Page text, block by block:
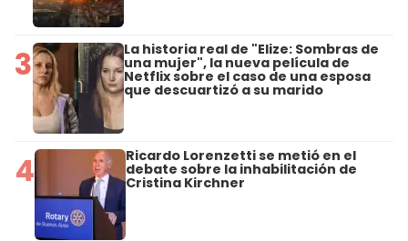
3 La historia real de "Elize: Sombras de
una mujer", la nueva película de
Netflix sobre el caso de una esposa
que descuartizó a su marido
4 Ricardo Lorenzetti se metió en el
debate sobre la inhabilitación de
Cristina Kirchner